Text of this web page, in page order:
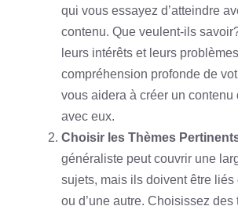
qui vous essayez d’atteindre
contenu. Que veulent-ils
leurs intérêts et leurs
compréhension profonde de
vous aidera à créer un contenu
avec eux.
Choisir les Thèmes
généraliste peut couvrir une
sujets, mais ils doivent être liés
ou d’une autre. Choisissez des